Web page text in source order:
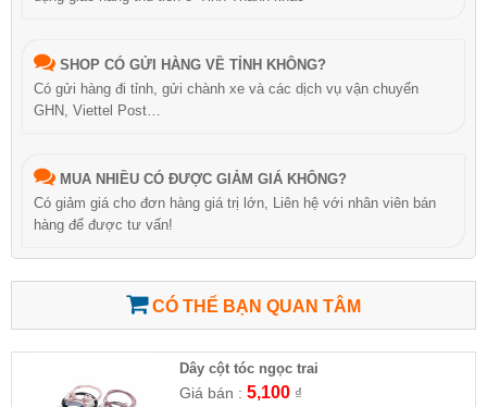
SHOP CÓ GỬI HÀNG VỀ TỈNH KHÔNG?
Có gửi hàng đi tỉnh, gửi chành xe và các dịch vụ vận chuyển
GHN, Viettel Post…
MUA NHIỀU CÓ ĐƯỢC GIẢM GIÁ KHÔNG?
Có giảm giá cho đơn hàng giá trị lớn, Liên hệ với nhân viên bán
hàng để được tư vấn!
CÓ THỂ BẠN QUAN TÂM
Dây cột tóc ngọc trai
Giá bán : 5,100₫